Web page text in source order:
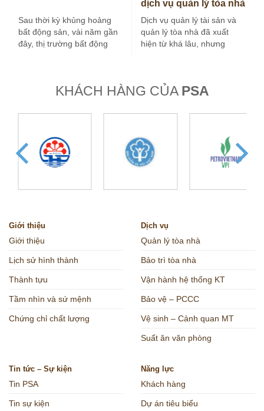
Sau thời kỳ khủng hoảng
bất động sản, vài năm gần
đây, thị trường bất động
dịch vụ quản lý tòa nhà
tại Hà Nội
Dịch vụ quản lý tài sản và
quản lý tòa nhà đã xuất
hiện từ khá lâu, nhưng
KHÁCH HÀNG CỦA PSA
Giới thiệu
Giới thiệu
Lịch sử hình thành
Thành tựu
Tầm nhìn và sứ mệnh
Chứng chỉ chất lượng
Dịch vụ
Quản lý tòa nhà
Bảo trì tòa nhà
Vận hành hệ thống KT
Bảo vệ – PCCC
Vệ sinh – Cảnh quan MT
Suất ăn văn phòng
Tin tức – Sự kiện
Tin PSA
Tin sự kiện
Năng lực
Khách hàng
Dự án tiêu biểu